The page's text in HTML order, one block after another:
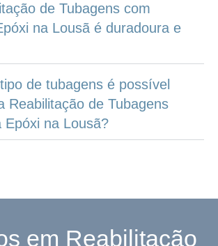
de Tubagens com
na Lousã é duradoura e
de tubagens é possível
Reabilitação de Tubagens
Epóxi na Lousã?
em Reabilitação